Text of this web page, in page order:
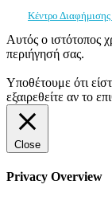
Κέντρο Διαφήμισης
Αυτός ο ιστότοπος
περιήγησή σας.
Υποθέτουμε ότι
εξαιρεθείτε αν το
Close
Privacy Overview